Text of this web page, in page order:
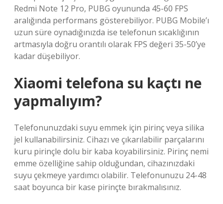
Redmi Note 12 Pro, PUBG oyununda 45-60 FPS
aralığında performans gösterebiliyor. PUBG Mobile’ı
uzun süre oynadığınızda ise telefonun sıcaklığının
artmasıyla doğru orantılı olarak FPS değeri 35-50’ye
kadar düşebiliyor.
Xiaomi telefona su kaçtı ne
yapmalıyım?
Telefonunuzdaki suyu emmek için pirinç veya silika
jel kullanabilirsiniz. Cihazı ve çıkarılabilir parçalarını
kuru pirinçle dolu bir kaba koyabilirsiniz. Pirinç nemi
emme özelliğine sahip olduğundan, cihazınızdaki
suyu çekmeye yardımcı olabilir. Telefonunuzu 24-48
saat boyunca bir kase pirinçte bırakmalısınız.